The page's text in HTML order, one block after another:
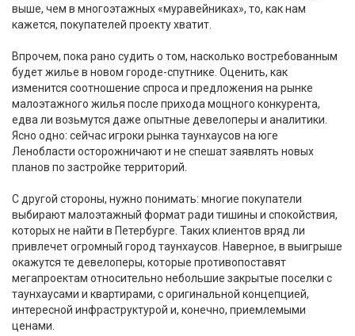
выше, чем в многоэтажных «муравейниках», то, как нам
кажется, покупателей проекту хватит.
Впрочем, пока рано судить о том, насколько востребованным
будет жилье в новом городе-спутнике. Оценить, как
изменится соотношение спроса и предложения на рынке
малоэтажного жилья после прихода мощного конкурента,
едва ли возьмутся даже опытные девелоперы и аналитики.
Ясно одно: сейчас игроки рынка таунхаусов на юге
Ленобласти осторожничают и не спешат заявлять новых
планов по застройке территорий.
С другой стороны, нужно понимать: многие покупатели
выбирают малоэтажный формат ради тишины и спокойствия,
которых не найти в Петербурге. Таких клиентов вряд ли
привлечет огромный город таунхаусов. Наверное, в выигрыше
окажутся те девелоперы, которые противопоставят
мегапроектам относительно небольшие закрытые поселки с
таунхаусами и квартирами, с оригинальной концепцией,
интересной инфраструктурой и, конечно, приемлемыми
ценами.